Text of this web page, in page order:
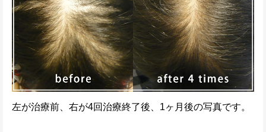
左が治療前、右が4回治療終了後、1ヶ月後の写真です。